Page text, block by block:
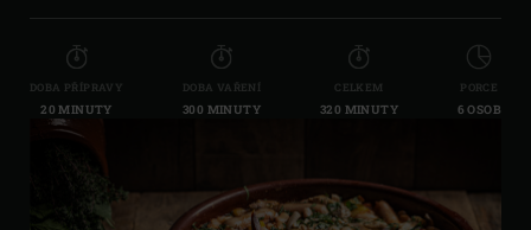
DOBA PŘÍPRAVY
20 MINUTY
DOBA VAŘENÍ
300 MINUTY
CELKEM
320 MINUTY
PORCE
6 OSOB